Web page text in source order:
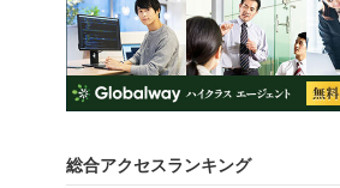
総合アクセスランキング